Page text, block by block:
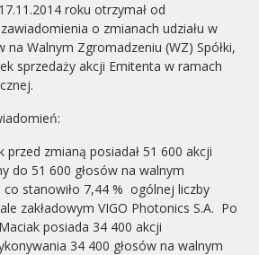
roku otrzymał od
o zmianach udziału w
na Walnym Zgromadzeniu (WZ) Spółki,
sprzedaży akcji Emitenta w ramach
przed zmianą posiadał 51 600 akcji
do 51 600 głosów na walnym
co stanowiło 7,44 % ogólnej liczby
zakładowym VIGO Photonics S.A. Po
posiada 34 400 akcji
34 400 głosów na walnym